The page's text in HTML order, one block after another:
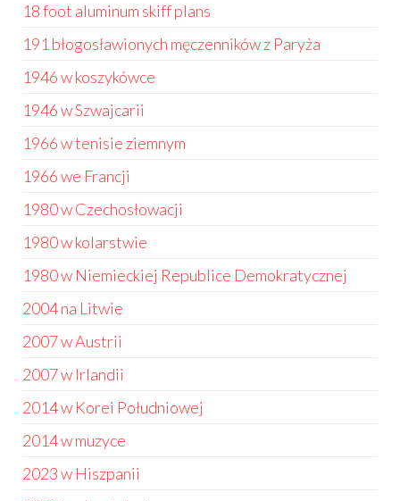
18 foot aluminum skiff plans
191 błogosławionych męczenników z Paryża
1946 w koszykówce
1946 w Szwajcarii
1966 w tenisie ziemnym
1966 we Francji
1980 w Czechosłowacji
1980 w kolarstwie
1980 w Niemieckiej Republice Demokratycznej
2004 na Litwie
2007 w Austrii
2007 w Irlandii
2014 w Korei Południowej
2014 w muzyce
2023 w Hiszpanii